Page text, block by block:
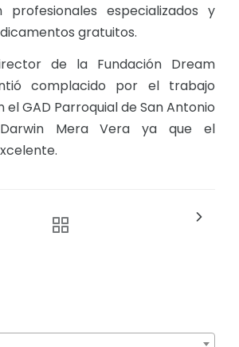
profesionales especializados y
gratuitos.
de la Fundación Dream
complacido por el trabajo
GAD Parroquial de San Antonio
Mera Vera ya que el